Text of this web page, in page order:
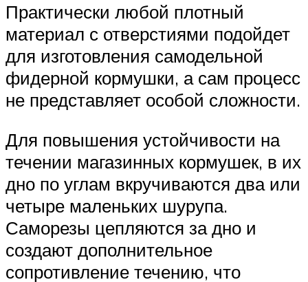
Практически любой плотный
материал с отверстиями подойдет
для изготовления самодельной
фидерной кормушки, а сам процесс
не представляет особой сложности.
Для повышения устойчивости на
течении магазинных кормушек, в их
дно по углам вкручиваются два или
четыре маленьких шурупа.
Саморезы цепляются за дно и
создают дополнительное
сопротивление течению, что